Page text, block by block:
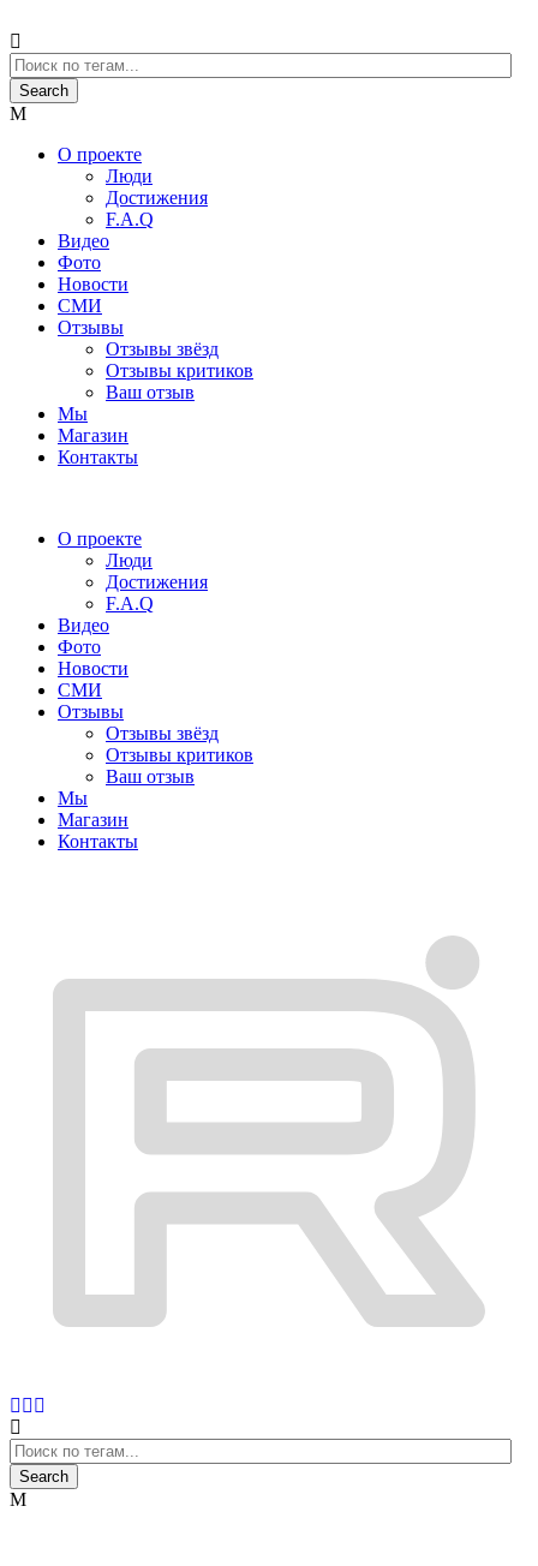
О проекте
Люди
Достижения
F.A.Q
Видео
Фото
Новости
СМИ
Отзывы
Отзывы звёзд
Отзывы критиков
Ваш отзыв
Мы
Магазин
Контакты
О проекте
Люди
Достижения
F.A.Q
Видео
Фото
Новости
СМИ
Отзывы
Отзывы звёзд
Отзывы критиков
Ваш отзыв
Мы
Магазин
Контакты